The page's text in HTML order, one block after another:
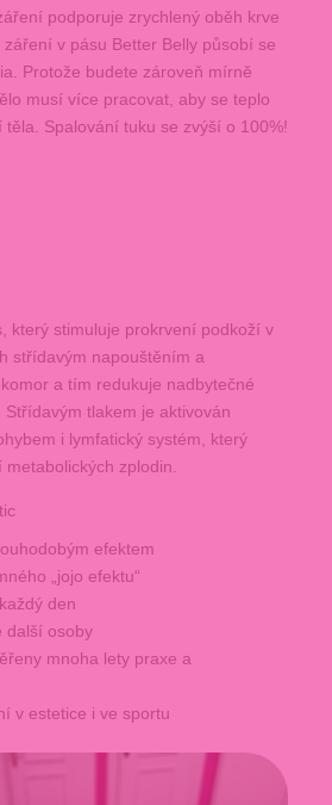
podporuje zrychlený oběh krve
v pásu Better Belly působí se
Protože budete zároveň mírně
musí více pracovat, aby se teplo
Spalování tuku se zvýší o 100%!
který stimuluje prokrvení podkoží v
střídavým napouštěním a
a tím redukuje nadbytečné
tlakem je aktivován
i lymfatický systém, který
zplodin.
efektem
„jojo efektu“
den
další osoby
mnoha lety praxe a
v estetice i ve sportu